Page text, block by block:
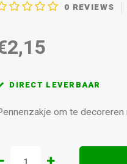
0 REVIEWS
DIRECT LEVERBAAR
om te